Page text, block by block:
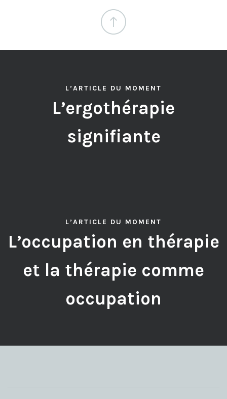
L’ARTICLE DU MOMENT
L’ergothérapie
signifiante
L’ARTICLE DU MOMENT
L’occupation en thérapie
et la thérapie comme
occupation